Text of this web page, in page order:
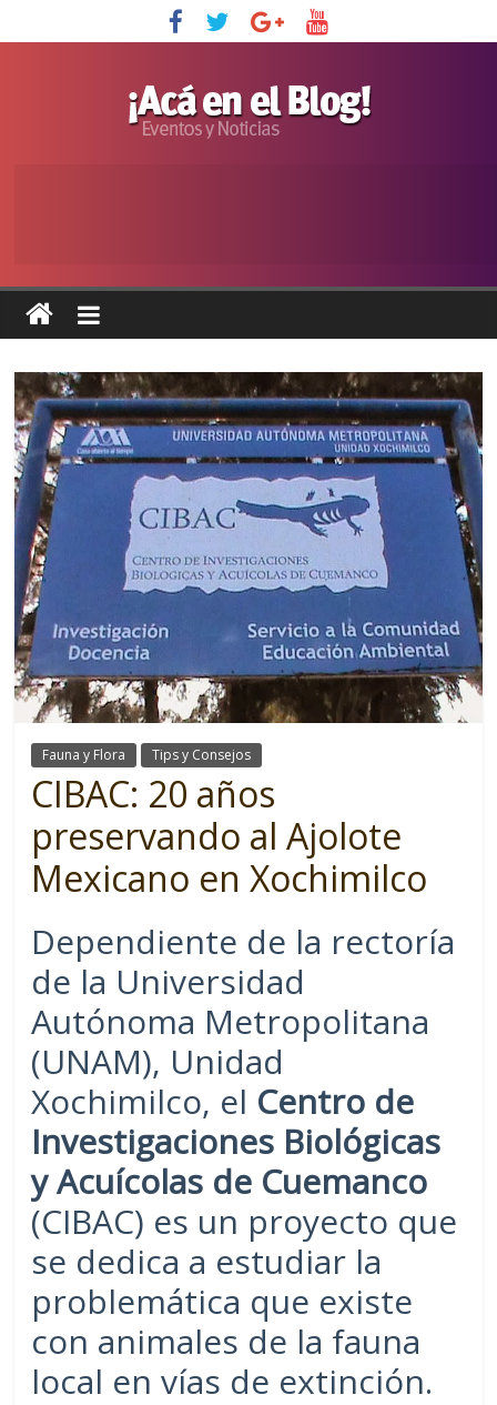
Fauna y Flora Tips y Consejos
CIBAC: 20 años
preservando al Ajolote
Mexicano en Xochimilco
Dependiente de la rectoría
de la Universidad
Autónoma Metropolitana
(UNAM), Unidad
Xochimilco, el Centro de
Investigaciones Biológicas
y Acuícolas de Cuemanco
(CIBAC) es un proyecto que
se dedica a estudiar la
problemática que existe
con animales de la fauna
local en vías de extinción.